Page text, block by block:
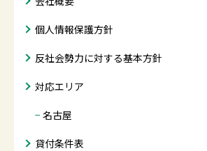
個人情報保護方針
反社会勢力に対する基本方針
対応エリア
− 名古屋
貸付条件表